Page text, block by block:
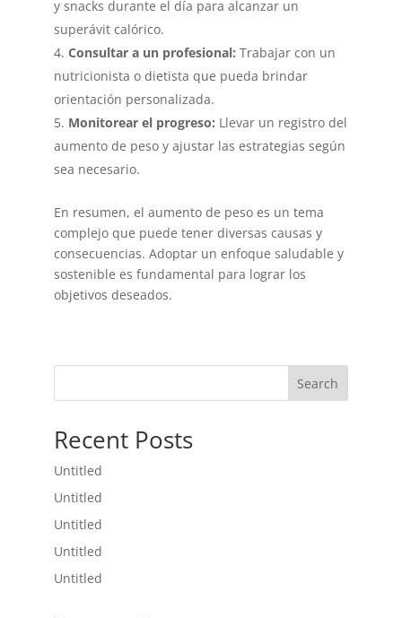
y snacks durante el día para alcanzar un
superávit calórico.
Consultar a un profesional: Trabajar con un
nutricionista o dietista que pueda brindar
orientación personalizada.
Monitorear el progreso: Llevar un registro del
aumento de peso y ajustar las estrategias según
sea necesario.
En resumen, el aumento de peso es un tema
complejo que puede tener diversas causas y
consecuencias. Adoptar un enfoque saludable y
sostenible es fundamental para lograr los
objetivos deseados.
Search
Recent Posts
Untitled
Untitled
Untitled
Untitled
Untitled